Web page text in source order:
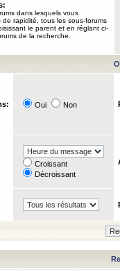
dans lesquels vous
rapidité, tous les sous-forums
le parent et en réglant ci-
de la recherche.
Oui Non
Croissant
Décroissant